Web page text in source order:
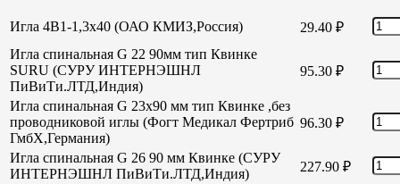
Игла 4В1-1,3х40 (ОАО КМИЗ,Россия) 29.40 ₽
Игла спинальная G 22 90мм тип Квинке
SURU (СУРУ ИНТЕРНЭШНЛ
ПиВиТи.ЛТД,Индия)
95.30 ₽
Игла спинальная G 23х90 мм тип Квинке ,без
проводниковой иглы (Фогт Медикал Фертриб
ГмбХ,Германия)
96.30 ₽
Игла спинальная G 26 90 мм Квинке (СУРУ
ИНТЕРНЭШНЛ ПиВиТи.ЛТД,Индия)
227.90 ₽